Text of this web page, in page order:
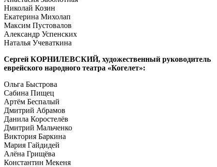
Николай Козин
Екатерина Михолап
Максим Пустовалов
Александр Успенских
Наталья Учеваткина
Сергей КОРНИЛЕВСКИЙ, художественный руководитель
еврейского народного театра «Когелет»:
Ольга Быстрова
Сабина Пищец
Артём Беспалый
Дмитрий Абрамов
Данила Коростелёв
Дмитрий Мальченко
Виктория Баркина
Мария Гайдидей
Алёна Грищёва
Константин Мекеня